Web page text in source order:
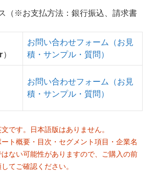
（※お支払方法：銀行振込、請求書
お問い合わせフォーム（お見
積・サンプル・質問）
お問い合わせフォーム（お見
積・サンプル・質問）
です。日本語版はありません。
ト概要・目次・セグメント項目・企業名
ない可能性がありますので、ご購入の前
てご確認ください。